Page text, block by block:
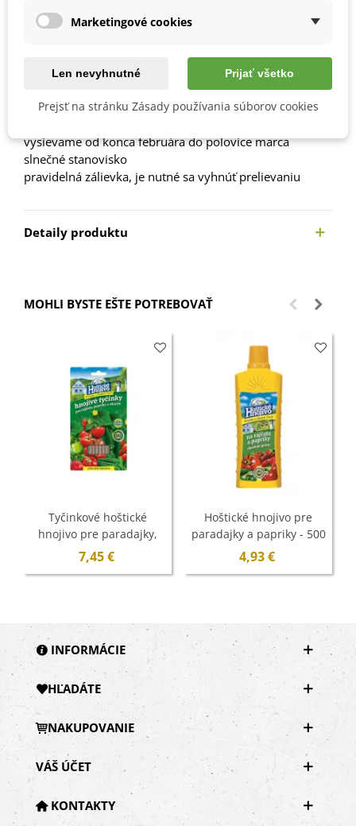
Obľúbené
Popis
Návod na pestovanie:
vysievame od konca februára do polovice marca
slnečné stanovisko
pravidelná zálievka, je nutné sa vyhnúť prelievaniu
Detaily produktu
MOHLI BYSTE EŠTE POTREBOVAŤ
Tyčinkové hoštické
hnojivo pre paradajky,
papriky a uhorky - 20 ks
7,45 €
Hoštické hnojivo pre
paradajky a papriky - 500
ml
4,93 €
INFORMÁCIE
HĽADÁTE
NAKUPOVANIE
VÁŠ ÚČET
KONTAKTY
Marketingové cookies
Len nevyhnutné Prijať všetko
Prejsť na stránku Zásady používania súborov cookies